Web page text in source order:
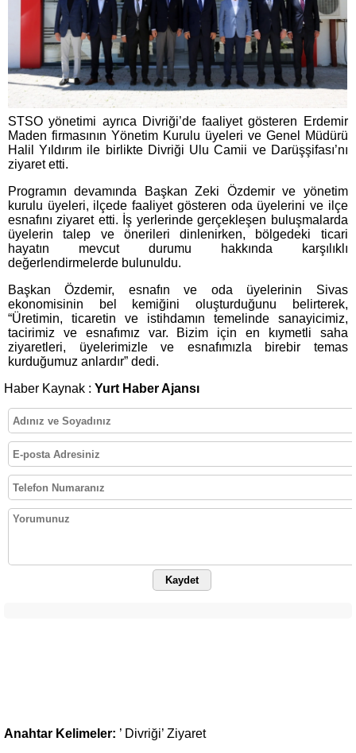
STSO yönetimi ayrıca Divriği’de faaliyet gösteren Erdemir
Maden firmasının Yönetim Kurulu üyeleri ve Genel Müdürü
Halil Yıldırım ile birlikte Divriği Ulu Camii ve Darüşşifası’nı
ziyaret etti.
Programın devamında Başkan Zeki Özdemir ve yönetim
kurulu üyeleri, ilçede faaliyet gösteren oda üyelerini ve ilçe
esnafını ziyaret etti. İş yerlerinde gerçekleşen buluşmalarda
üyelerin talep ve önerileri dinlenirken, bölgedeki ticari
hayatın mevcut durumu hakkında karşılıklı
değerlendirmelerde bulunuldu.
Başkan Özdemir, esnafın ve oda üyelerinin Sivas
ekonomisinin bel kemiğini oluşturduğunu belirterek,
“Üretimin, ticaretin ve istihdamın temelinde sanayicimiz,
tacirimiz ve esnafımız var. Bizim için en kıymetli saha
ziyaretleri, üyelerimizle ve esnafımızla birebir temas
kurduğumuz anlardır” dedi.
Haber Kaynak : Yurt Haber Ajansı
Kaydet
Anahtar Kelimeler: ’ Divriği’ Ziyaret